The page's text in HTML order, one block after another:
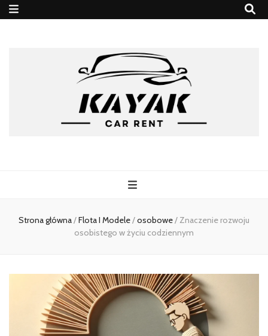
Strona główna/Flota I Modele/osobowe/Znaczenie rozwoju
osobistego w życiu codziennym